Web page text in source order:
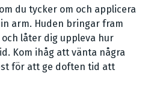
du tycker om och applicera
arm. Huden bringar fram
låter dig uppleva hur
Kom ihåg att vänta några
för att ge doften tid att